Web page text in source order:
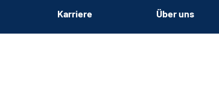
Karriere Über uns